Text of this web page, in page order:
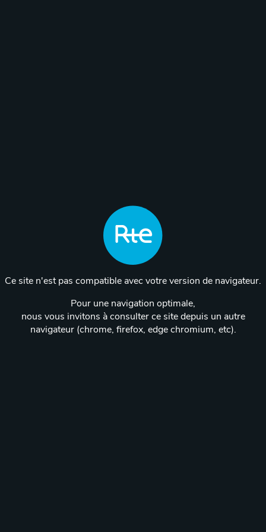
Ce site n'est pas compatible avec votre version de navigateur.
Pour une navigation optimale,
nous vous invitons à consulter ce site depuis un autre
navigateur (chrome, firefox, edge chromium, etc).